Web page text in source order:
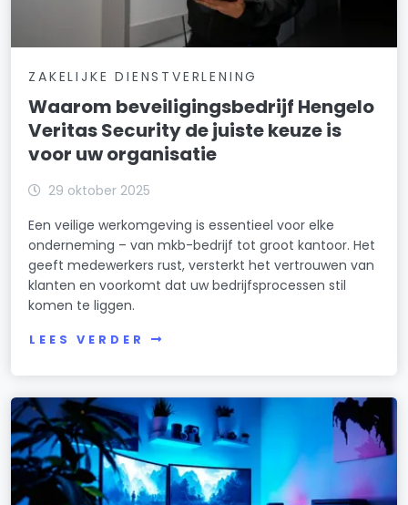
ZAKELIJKE DIENSTVERLENING
Waarom beveiligingsbedrijf Hengelo
Veritas Security de juiste keuze is
voor uw organisatie
29 oktober 2025
Een veilige werkomgeving is essentieel voor elke
onderneming – van mkb-bedrijf tot groot kantoor. Het
geeft medewerkers rust, versterkt het vertrouwen van
klanten en voorkomt dat uw bedrijfsprocessen stil
komen te liggen.
LEES VERDER